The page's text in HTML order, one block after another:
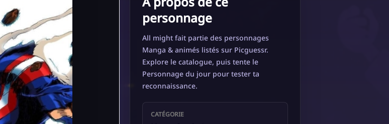
personnage
All might fait partie des personnages
Manga & animés listés sur Picguessr.
Explore le catalogue, puis tente le
Personnage du jour pour tester ta
reconnaissance.
CATÉGORIE